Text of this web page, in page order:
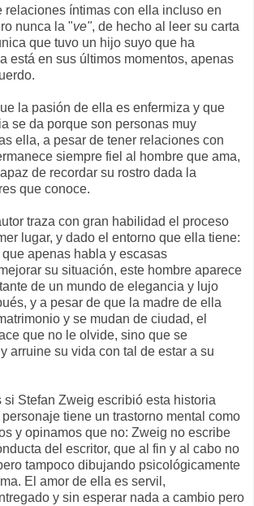
relaciones íntimas con ella incluso en
nunca la "ve", de hecho al leer su carta
que tuvo un hijo suyo que ha
está en sus últimos momentos, apenas
la pasión de ella es enfermiza y que
se da porque son personas muy
ella, a pesar de tener relaciones con
siempre fiel al hombre que ama,
de recordar su rostro dada la
que conoce.
traza con gran habilidad el proceso
lugar, y dado el entorno que ella tiene:
apenas habla y escasas
su situación, este hombre aparece
de un mundo de elegancia y lujo
y a pesar de que la madre de ella
y se mudan de ciudad, el
que no le olvide, sino que se
arruine su vida con tal de estar a su
si Stefan Zweig escribió esta historia
tiene un trastorno mental como
y opinamos que no: Zweig no escribe
del escritor, que al fin y al cabo no
tampoco dibujando psicológicamente
El amor de ella es servil,
y sin esperar nada a cambio pero